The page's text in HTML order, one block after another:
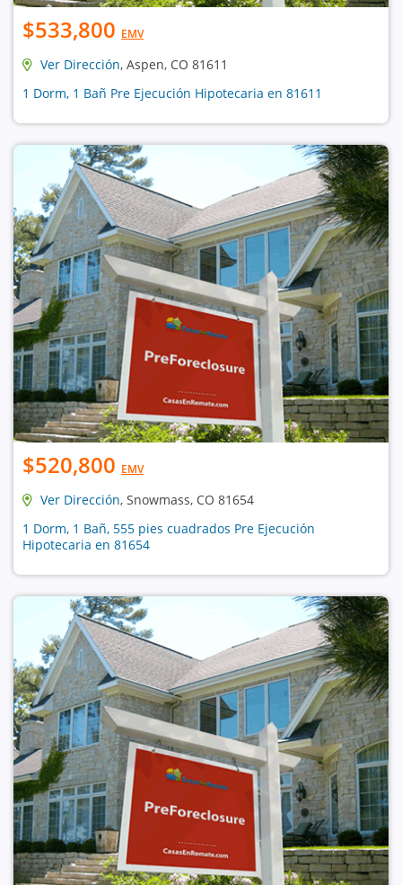
$533,800 EMV
Ver Dirección, Aspen, CO 81611
1 Dorm, 1 Bañ Pre Ejecución Hipotecaria en 81611
$520,800 EMV
Ver Dirección, Snowmass, CO 81654
1 Dorm, 1 Bañ, 555 pies cuadrados Pre Ejecución
Hipotecaria en 81654